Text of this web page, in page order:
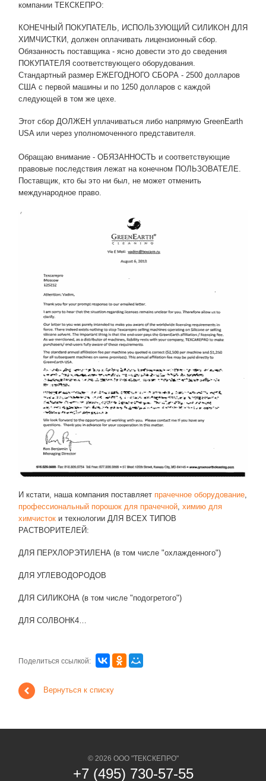
компании ТЕКСКЕПРО:
КОНЕЧНЫЙ ПОКУПАТЕЛЬ, ИСПОЛЬЗУЮЩИЙ СИЛИКОН ДЛЯ
ХИМЧИСТКИ, должен оплачивать лицензионный сбор.
Обязанность поставщика - ясно довести это до сведения
ПОКУПАТЕЛЯ соответствующего оборудования.
Стандартный размер ЕЖЕГОДНОГО СБОРА - 2500 долларов
США с первой машины и по 1250 долларов с каждой
следующей в том же цехе.
Этот сбор ДОЛЖЕН уплачиваться либо напрямую GreenEarth
USA или через уполномоченного представителя.
Обращаю внимание - ОБЯЗАННОСТЬ и соответствующие
правовые последствия лежат на конечном ПОЛЬЗОВАТЕЛЕ.
Поставщик, кто бы это ни был, не может отменить
международное право.
И кстати, наша компания поставляет прачечное оборудование,
профессиональный порошок для прачечной, химию для
химчисток и технологии ДЛЯ ВСЕХ ТИПОВ
РАСТВОРИТЕЛЕЙ:
ДЛЯ ПЕРХЛОРЭТИЛЕНА (в том числе "охлажденного")
ДЛЯ УГЛЕВОДОРОДОВ
ДЛЯ СИЛИКОНА (в том числе "подогретого")
ДЛЯ СОЛВОНК4…
Поделиться ссылкой:
Вернуться к списку
© 2026 ООО "ТЕКСКЕПРО"
+7 (495) 730-57-55